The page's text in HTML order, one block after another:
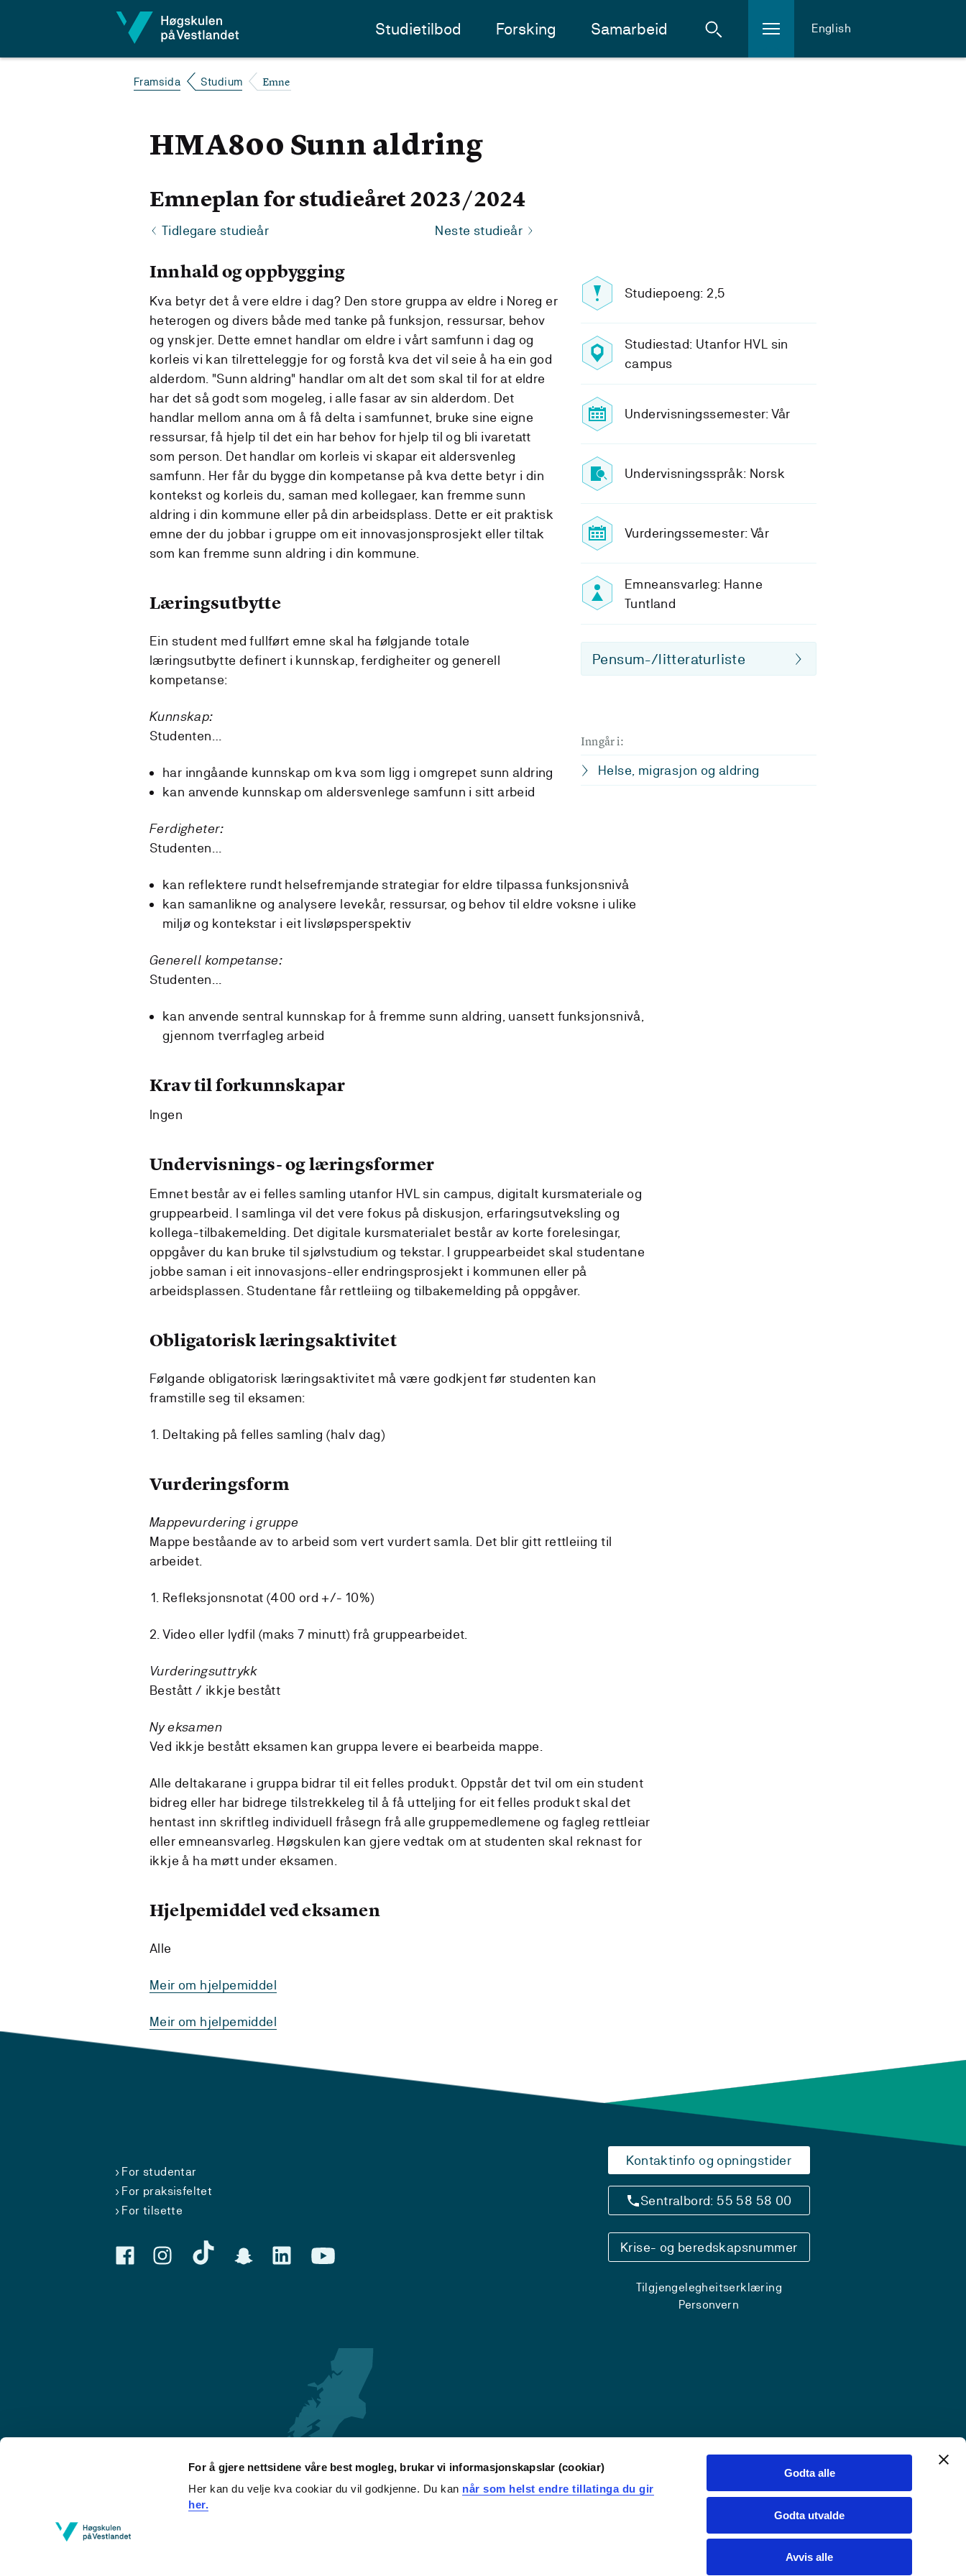
For å gjere nettsidene våre best mogleg, brukar vi informasjonskapslar (cookiar)
Her kan du velje kva cookiar du vil godkjenne. Du kan når som helst endre tillatinga du gir
her.
Godta alle
Godta utvalde
Avvis alle
Studietilbod Forsking Samarbeid English
Framsida Studium Emne
HMA800 Sunn aldring
Emneplan for studieåret 2023/2024
Tidlegare studieår Neste studieår
Studiepoeng: 2,5
Studiestad: Utanfor HVL sin
campus
Undervisningssemester: Vår
Undervisningsspråk: Norsk
Vurderingssemester: Vår
Emneansvarleg: Hanne
Tuntland
Pensum-/litteraturliste
Inngår i:
Helse, migrasjon og aldring
Innhald og oppbygging
Kva betyr det å vere eldre i dag? Den store gruppa av eldre i Noreg er
heterogen og divers både med tanke på funksjon, ressursar, behov
og ynskjer. Dette emnet handlar om eldre i vårt samfunn i dag og
korleis vi kan tilretteleggje for og forstå kva det vil seie å ha ein god
alderdom. "Sunn aldring" handlar om alt det som skal til for at eldre
har det så godt som mogeleg, i alle fasar av sin alderdom. Det
handlar mellom anna om å få delta i samfunnet, bruke sine eigne
ressursar, få hjelp til det ein har behov for hjelp til og bli ivaretatt
som person. Det handlar om korleis vi skapar eit aldersvenleg
samfunn. Her får du bygge din kompetanse på kva dette betyr i din
kontekst og korleis du, saman med kollegaer, kan fremme sunn
aldring i din kommune eller på din arbeidsplass. Dette er eit praktisk
emne der du jobbar i gruppe om eit innovasjonsprosjekt eller tiltak
som kan fremme sunn aldring i din kommune.
Læringsutbytte
Ein student med fullført emne skal ha følgjande totale
læringsutbytte definert i kunnskap, ferdigheiter og generell
kompetanse:
Kunnskap:
Studenten…
har inngåande kunnskap om kva som ligg i omgrepet sunn aldring
kan anvende kunnskap om aldersvenlege samfunn i sitt arbeid
Ferdigheter:
Studenten…
kan reflektere rundt helsefremjande strategiar for eldre tilpassa funksjonsnivå
kan samanlikne og analysere levekår, ressursar, og behov til eldre voksne i ulike
miljø og kontekstar i eit livsløpsperspektiv
Generell kompetanse:
Studenten…
kan anvende sentral kunnskap for å fremme sunn aldring, uansett funksjonsnivå,
gjennom tverrfagleg arbeid
Krav til forkunnskapar
Ingen
Undervisnings- og læringsformer
Emnet består av ei felles samling utanfor HVL sin campus, digitalt kursmateriale og
gruppearbeid. I samlinga vil det vere fokus på diskusjon, erfaringsutveksling og
kollega-tilbakemelding. Det digitale kursmaterialet består av korte forelesingar,
oppgåver du kan bruke til sjølvstudium og tekstar. I gruppearbeidet skal studentane
jobbe saman i eit innovasjons-eller endringsprosjekt i kommunen eller på
arbeidsplassen. Studentane får rettleiing og tilbakemelding på oppgåver.
Obligatorisk læringsaktivitet
Følgande obligatorisk læringsaktivitet må være godkjent før studenten kan
framstille seg til eksamen:
Deltaking på felles samling (halv dag)
Vurderingsform
Mappevurdering i gruppe
Mappe beståande av to arbeid som vert vurdert samla. Det blir gitt rettleiing til
arbeidet.
Refleksjonsnotat (400 ord +/- 10%)
2. Video eller lydfil (maks 7 minutt) frå gruppearbeidet.
Vurderingsuttrykk
Bestått / ikkje bestått
Ny eksamen
Ved ikkje bestått eksamen kan gruppa levere ei bearbeida mappe.
Alle deltakarane i gruppa bidrar til eit felles produkt. Oppstår det tvil om ein student
bidreg eller har bidrege tilstrekkeleg til å få utteljing for eit felles produkt skal det
hentast inn skriftleg individuell fråsegn frå alle gruppemedlemene og fagleg rettleiar
eller emneansvarleg. Høgskulen kan gjere vedtak om at studenten skal reknast for
ikkje å ha møtt under eksamen.
Hjelpemiddel ved eksamen
Alle
Meir om hjelpemiddel
Meir om hjelpemiddel
For studentar
For praksisfeltet
For tilsette
Kontaktinfo og opningstider
Sentralbord: 55 58 58 00
Krise- og beredskapsnummer
Tilgjengelegheitserklæring
Personvern